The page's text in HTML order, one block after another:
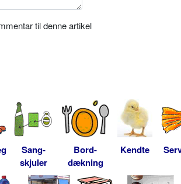
til denne artikel
Sang-
skjuler
Bord-
dækning
Kendte